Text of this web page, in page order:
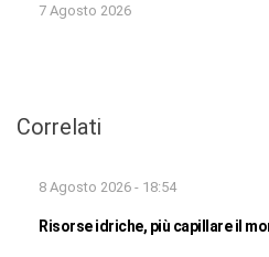
7 Agosto 2026
Correlati
8 Agosto 2026 - 18:54
Risorse idriche, più capillare il